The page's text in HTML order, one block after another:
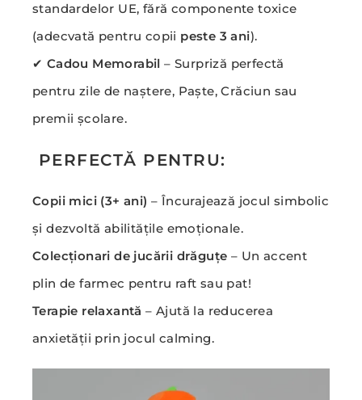
standardelor UE, fără componente toxice
(adecvată pentru copii peste 3 ani).
✔ Cadou Memorabil – Surpriză perfectă
pentru zile de naștere, Paște, Crăciun sau
premii școlare.
PERFECTĂ PENTRU:
Copii mici (3+ ani) – Încurajează jocul simbolic
și dezvoltă abilitățile emoționale.
Colecționari de jucării drăguțe – Un accent
plin de farmec pentru raft sau pat!
Terapie relaxantă – Ajută la reducerea
anxietății prin jocul calming.